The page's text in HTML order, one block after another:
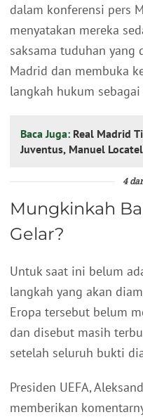
dalam konferensi pers
menyatakan mereka
saksama tuduhan yang
Madrid dan membuka
langkah hukum sebagai
Baca Juga: Real Madrid
Juventus, Manuel
4
Mungkinkah
Gelar?
Untuk saat ini belum
langkah yang akan
Eropa tersebut belum
dan disebut masih
setelah seluruh bukti
Presiden UEFA,
memberikan